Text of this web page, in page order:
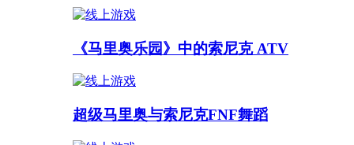
《马里奥乐园》中的索尼克 ATV
超级马里奥与索尼克FNF舞蹈